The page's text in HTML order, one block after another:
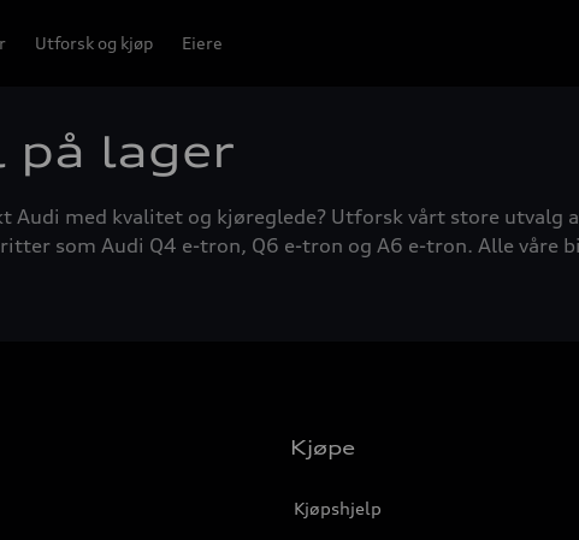
Utforsk og kjøp Eiere
på lager
Audi med kvalitet og kjøreglede? Utforsk vårt store
som Audi Q4 e-tron, Q6 e-tron og A6 e-tron. Alle
Kjøpe
Kjøpshjelp